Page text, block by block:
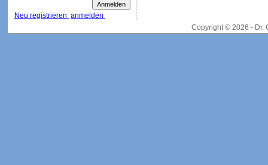
Neu registrieren anmelden
Copyright © 2026 - Dr.